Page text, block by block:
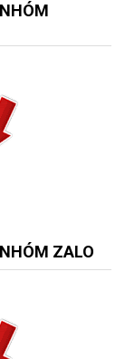
ZALO